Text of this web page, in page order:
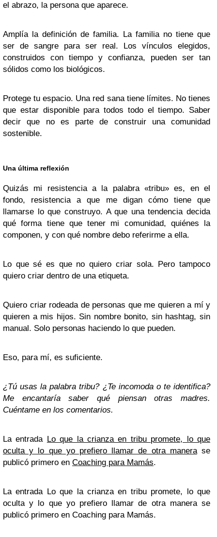
el abrazo, la persona que aparece.
Amplía la definición de familia. La familia no tiene que
ser de sangre para ser real. Los vínculos elegidos,
construidos con tiempo y confianza, pueden ser tan
sólidos como los biológicos.
Protege tu espacio. Una red sana tiene límites. No tienes
que estar disponible para todos todo el tiempo. Saber
decir que no es parte de construir una comunidad
sostenible.
Una última reflexión
Quizás mi resistencia a la palabra «tribu» es, en el
fondo, resistencia a que me digan cómo tiene que
llamarse lo que construyo. A que una tendencia decida
qué forma tiene que tener mi comunidad, quiénes la
componen, y con qué nombre debo referirme a ella.
Lo que sé es que no quiero criar sola. Pero tampoco
quiero criar dentro de una etiqueta.
Quiero criar rodeada de personas que me quieren a mí y
quieren a mis hijos. Sin nombre bonito, sin hashtag, sin
manual. Solo personas haciendo lo que pueden.
Eso, para mí, es suficiente.
¿Tú usas la palabra tribu? ¿Te incomoda o te identifica?
Me encantaría saber qué piensan otras madres.
Cuéntame en los comentarios.
La entrada Lo que la crianza en tribu promete, lo que
oculta y lo que yo prefiero llamar de otra manerase
publicó primero en Coaching para Mamás.
La entrada Lo que la crianza en tribu promete, lo que
oculta y lo que yo prefiero llamar de otra manera se
publicó primero en Coaching para Mamás.